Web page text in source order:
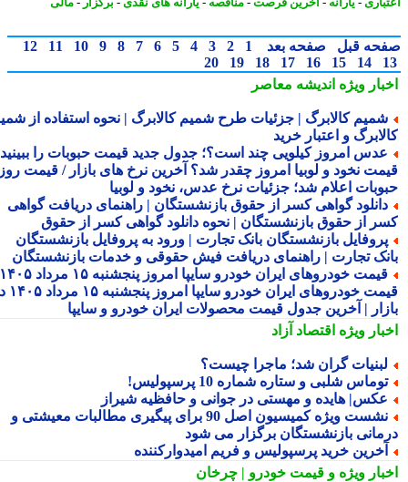
قبل صفحه بعد 1
2
3
4
5
6
7
8
9
10
11
12
14
15
16
17
18
19
20
ویژهاندیشه معاصر
کالابرگ | جزئیات طرح شمیم کالابرگ | نحوه استفاده از شمیم
و اعتبار خرید
امروز کیلویی چند است؟؛ جدول جدید قیمت حبوبات را ببینید /
نخود و لوبیا امروز چقدر شد؟ آخرین نرخ های بازار / قیمت روز
اعلام شد؛ جزئیات نرخ عدس، نخود و لوبیا
گواهی کسر از حقوق بازنشستگان | راهنمای دریافت گواهی
از حقوق بازنشستگان | نحوه دانلود گواهی کسر از حقوق
بازنشستگان بانک تجارت | ورود به پروفایل بازنشستگان
تجارت | راهنمای دریافت فیش حقوقی و خدمات بازنشستگان
قیمت خودروهای ایران خودرو سایپا امروز پنجشنبه ۱۵ مرداد ۱۴۰۵ |
قیمت خودروهای ایران خودرو سایپا امروز پنجشنبه ۱۵ مرداد ۱۴۰۵ در
| آخرین جدول قیمت محصولات ایران خودرو و سایپا
ویژهاقتصاد آزاد
گران شد؛ ماجرا چیست؟
شلبی و ستاره شماره 10 پرسپولیس!
هایده و مهستی در جوانی و حافظیه شیراز
نشست ویژه کمیسیون اصل 90 برای پیگیری مطالبات معیشتی و
بازنشستگان برگزار می شود
خرید پرسپولیس و فریم امیدوارکننده
ویژهو قیمت خودرو | چرخان